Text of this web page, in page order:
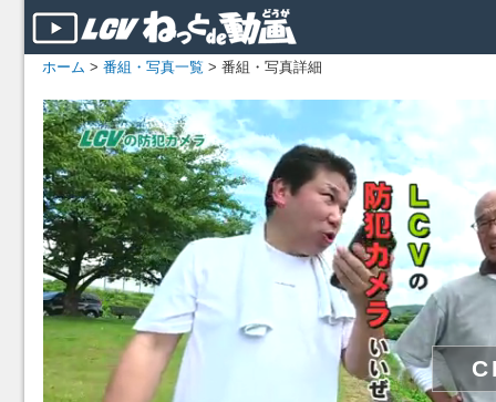
ホーム > 番組・写真一覧 > 番組・写真詳細